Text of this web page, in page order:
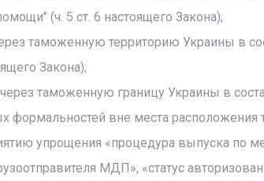
(ч. 5 ст. 6 настоящего Закона);
таможенную территорию Украины в
Закона);
таможенную границу Украины в
формальностей вне места расположения
упрощения «процедура выпуска по
МДП», «статус